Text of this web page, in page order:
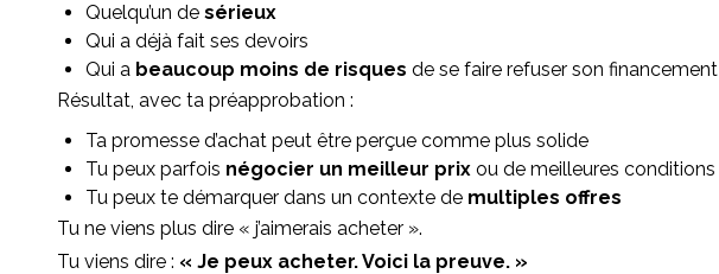
Quelqu’un de sérieux
Qui a déjà fait ses devoirs
Qui a beaucoup moins de risques de se faire refuser son financement
Résultat, avec ta préapprobation :
Ta promesse d’achat peut être perçue comme plus solide
Tu peux parfois négocier un meilleur prix ou de meilleures conditions
Tu peux te démarquer dans un contexte de multiples offres
Tu ne viens plus dire « j’aimerais acheter ».
Tu viens dire : « Je peux acheter. Voici la preuve. »